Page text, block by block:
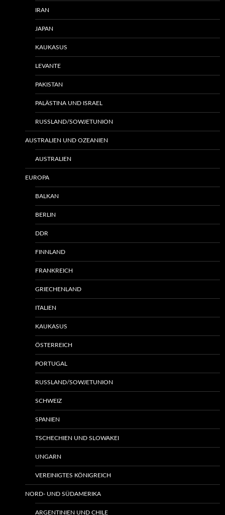
IRAN
JAPAN
KAUKASUS
LEVANTE
PAKISTAN
PALÄSTINA UND ISRAEL
RUSSLAND/SOWJETUNION
AUSTRALIEN UND OZEANIEN
AUSTRALIEN
EUROPA
BALKAN
BERLIN
DDR
FINNLAND
FRANKREICH
GRIECHENLAND
ITALIEN
KAUKASUS
ÖSTERREICH
PORTUGAL
RUSSLAND/SOWJETUNION
SCHWEIZ
SPANIEN
TSCHECHIEN UND SLOWAKEI
UNGARN
VEREINIGTES KÖNIGREICH
NORD- UND SÜDAMERIKA
ARGENTINIEN UND CHILE